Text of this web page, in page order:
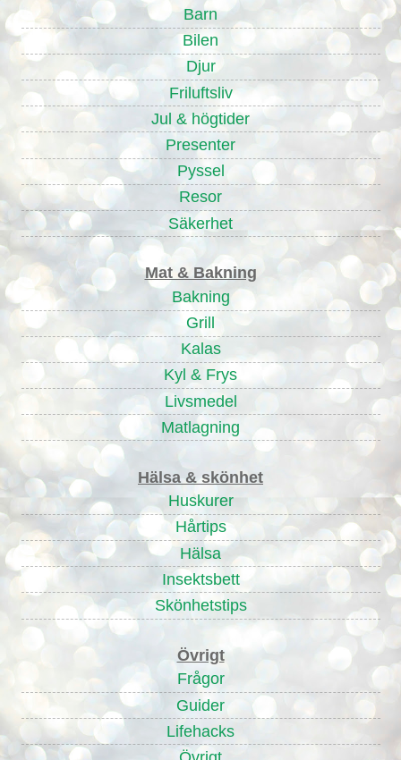
Barn
Bilen
Djur
Friluftsliv
Jul & högtider
Presenter
Pyssel
Resor
Säkerhet
Mat & Bakning
Bakning
Grill
Kalas
Kyl & Frys
Livsmedel
Matlagning
Hälsa & skönhet
Huskurer
Hårtips
Hälsa
Insektsbett
Skönhetstips
Övrigt
Frågor
Guider
Lifehacks